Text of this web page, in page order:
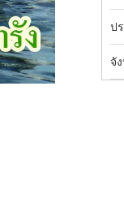
ป
จั